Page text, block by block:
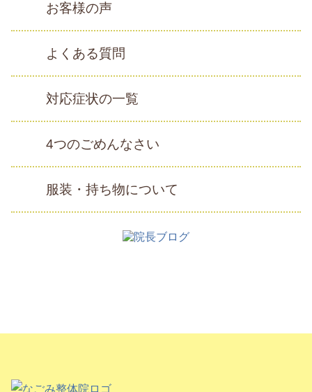
お客様の声
よくある質問
対応症状の一覧
4つのごめんなさい
服装・持ち物について